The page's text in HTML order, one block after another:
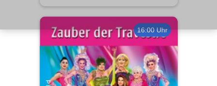
16:00 Uhr